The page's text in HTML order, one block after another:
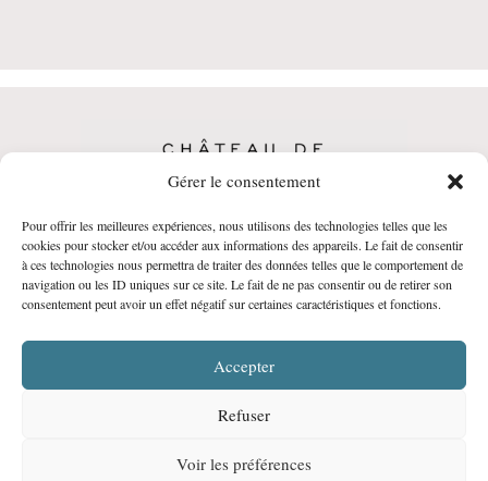
Gérer le consentement
Pour offrir les meilleures expériences, nous utilisons des technologies telles que les
cookies pour stocker et/ou accéder aux informations des appareils. Le fait de consentir
à ces technologies nous permettra de traiter des données telles que le comportement de
navigation ou les ID uniques sur ce site. Le fait de ne pas consentir ou de retirer son
consentement peut avoir un effet négatif sur certaines caractéristiques et fonctions.
Accepter
Refuser
Voir les préférences
CGV•Politique de Confidentialité•Mentions
légales
© Château de Malmont • Réalisation :agencebalthazar.fr